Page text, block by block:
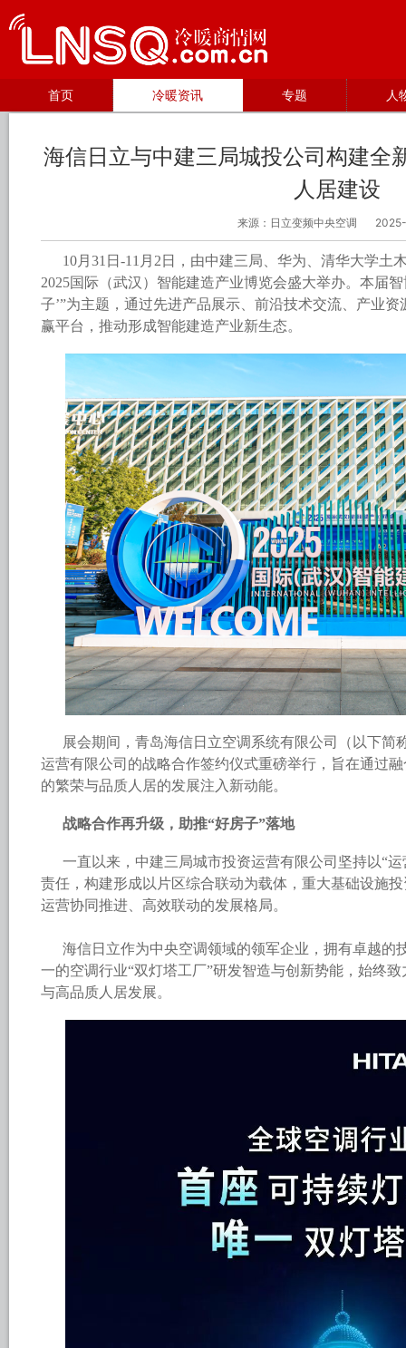
首页 冷暖资讯 专题 人
海信日立与中建三局城投公司构建全
人居建设
来源：日立变频中央空调
10月31日-11月2日，由中建三局、华为、清华大学土
2025国际（武汉）智能建造产业博览会盛大举办。本届
子’”为主题，通过先进产品展示、前沿技术交流、产业
赢平台，推动形成智能建造产业新生态。
展会期间，青岛海信日立空调系统有限公司（以下简
运营有限公司的战略合作签约仪式重磅举行，旨在通过
的繁荣与品质人居的发展注入新动能。
战略合作再升级，助推“好房子”落地
一直以来，中建三局城市投资运营有限公司坚持以“
责任，构建形成以片区综合联动为载体，重大基础设施
运营协同推进、高效联动的发展格局。
海信日立作为中央空调领域的领军企业，拥有卓越的
一的空调行业“双灯塔工厂”研发智造与创新势能，始终
与高品质人居发展。